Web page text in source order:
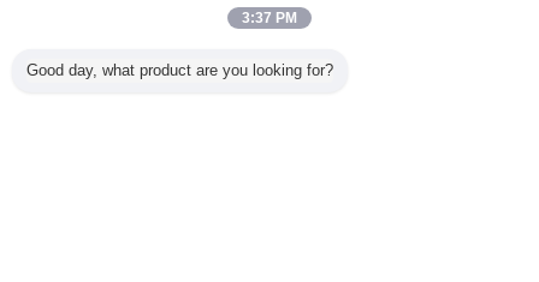
3:37 PM
Good day, what product are you looking for?